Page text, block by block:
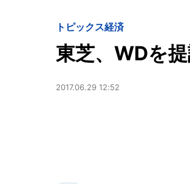
トピックス経済
東芝、WDを
2017.06.29 12:52